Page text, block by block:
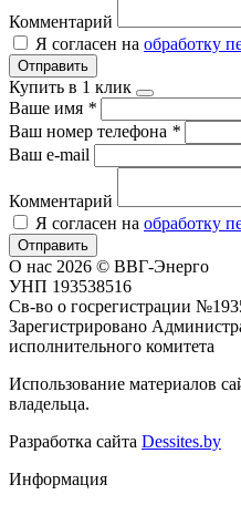
Комментарий
Я согласен на обработку
Отправить
Купить в 1 клик
Ваше имя *
Ваш номер телефона *
Ваш e-mail
Комментарий
Я согласен на обработку
Отправить
О нас 2026 © ВВГ-Энерго
УНП 193538516
Св-во о госрегистрации
Зарегистрировано
исполнительного комитета
Использование материалов
владельца.
Разработка сайта Dessites.by
Информация